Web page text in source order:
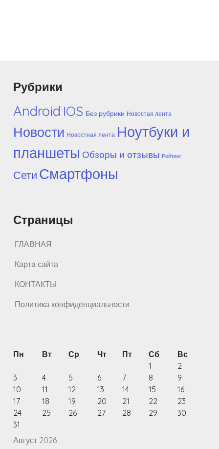
Рубрики
Android IOS Без рубрики Новостая лента
Новости Новостная лента Ноутбуки и
планшеты Обзоры и отзывы Рейтинг
Сети Смартфоны
Страницы
ГЛАВНАЯ
Карта сайта
КОНТАКТЫ
Политика конфиденциальности
Август 2026
Пн Вт Ср Чт Пт Сб
Вс
1
2
3
4 5 6 7 8
9
10
11 12 13 14 15
16
17
18 19 20 21 22
23
24
25 26 27 28 29
30
31